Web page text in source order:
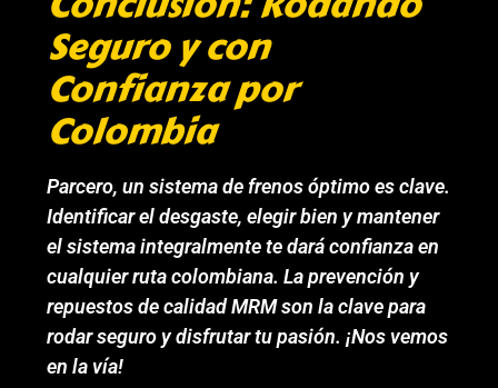
Seguro y con
Confianza por
Colombia
Parcero, un sistema de frenos óptimo es clave.
Identificar el desgaste, elegir bien y mantener
el sistema integralmente te dará confianza en
cualquier ruta colombiana. La prevención y
repuestos de calidad MRM son la clave para
rodar seguro y disfrutar tu pasión. ¡Nos vemos
en la vía!